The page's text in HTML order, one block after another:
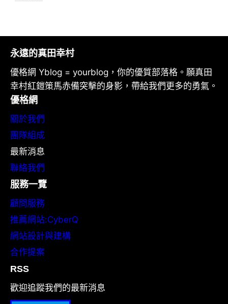
永遠的真田幸村
優格網 Yblog = yourblog，你的優質部落格。願真田
幸村紅鎧策馬赤備突擊的身影，帶給我們更多的勇氣。
優格網
關於我們
團隊組成
最新消息
聯絡我們
服務一覽
顧問服務
推薦網站:CyberQ
網站設計與建構
合作提案
RSS
歡迎追蹤我們的最新消息